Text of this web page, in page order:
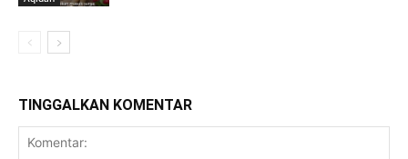
TINGGALKAN KOMENTAR